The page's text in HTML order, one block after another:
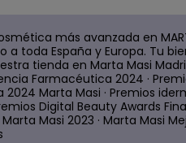
más avanzada en
a toda España y Europa. Tu
tienda en Marta Masi
Farmacéutica 2024 ·
2024 Marta Masi · Premios
Digital Beauty Awards
Masi 2023 · Marta Masi